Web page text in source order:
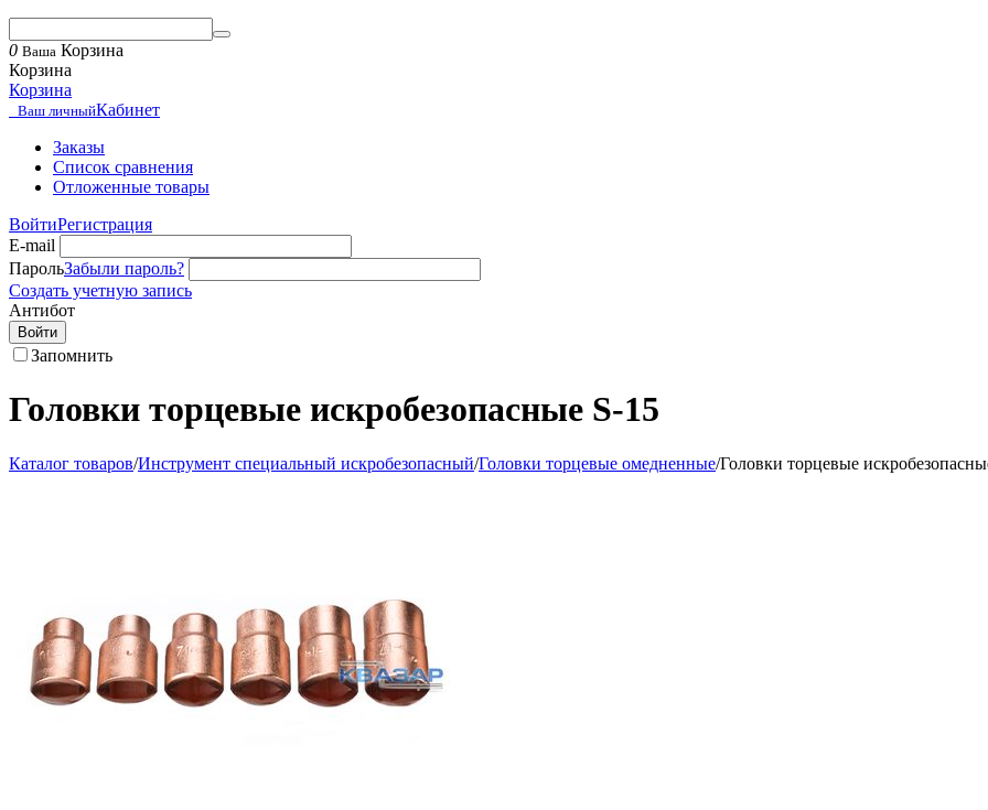
0 Ваша Корзина
Корзина
Корзина
Ваш личныйКабинет
Заказы
Список сравнения
Отложенные товары
ВойтиРегистрация
E-mail
ПарольЗабыли пароль?
Создать учетную запись
Антибот
Войти
Запомнить
Головки торцевые искробезопасные S-15
Каталог товаров/Инструмент специальный искробезопасный/Головки торцевые омедненные/Головки торцевые